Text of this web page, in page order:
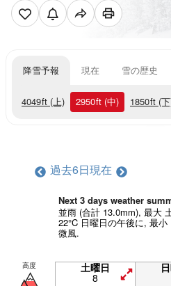
降雪予報 現在 雪の歴史
4049ft (上) 2950ft (中) 1850ft (
過去6日現在
Next 3 days weather
並雨 (合計 13.0mm), 最大
22°C 日曜日の午後に, 最
微風.
高度 土曜日
8